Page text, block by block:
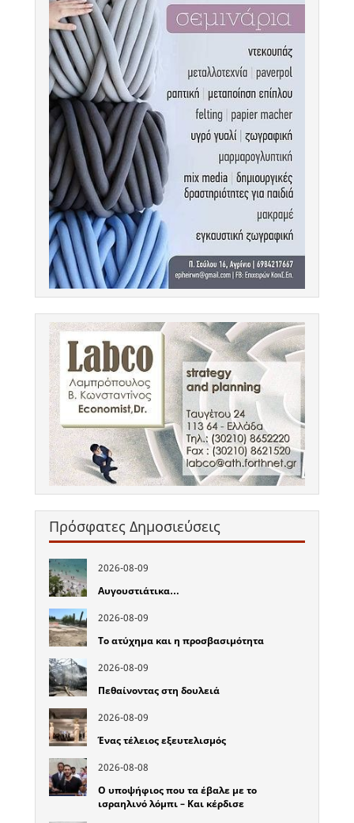
Πρόσφατες Δημοσιεύσεις
2026-08-09
Αυγουστιάτικα…
2026-08-09
Το ατύχημα και η προσβασιμότητα
2026-08-09
Πεθαίνοντας στη δουλειά
2026-08-09
Ένας τέλειος εξευτελισμός
2026-08-08
Ο υποψήφιος που τα έβαλε με το
ισραηλινό λόμπι – Και κέρδισε